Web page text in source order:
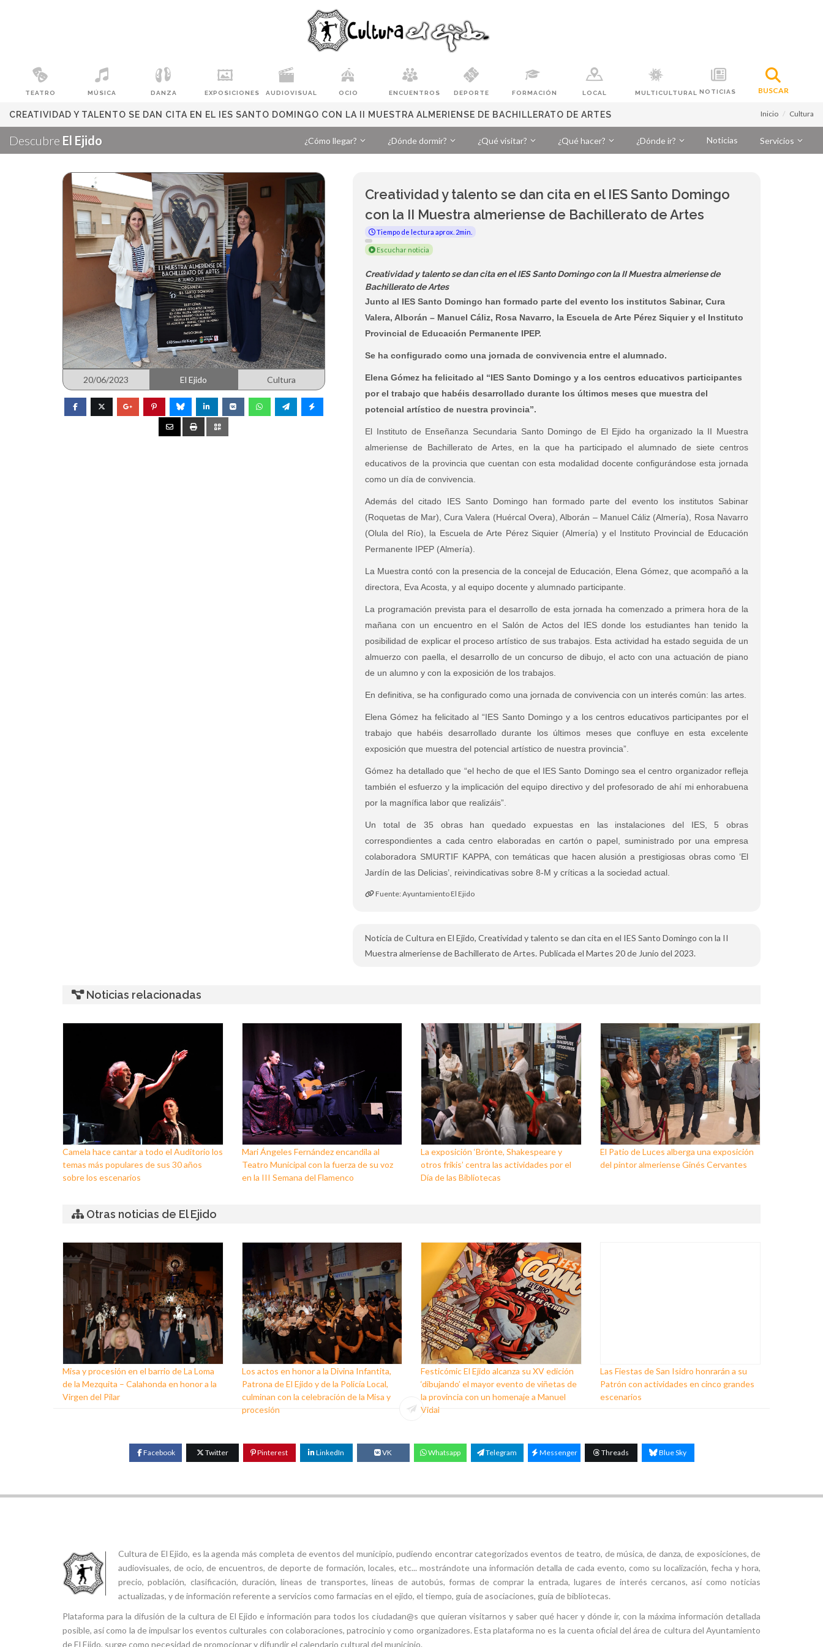
TEATRO MÚSICA DANZA EXPOSICIONES AUDIOVISUAL OCIO ENCUENTROS DEPORTE FORMACIÓN LOCAL MULTICULTURAL NOTICIAS BUSCAR
CREATIVIDAD Y TALENTO SE DAN CITA EN EL IES SANTO DOMINGO CON LA II MUESTRA ALMERIENSE DE BACHILLERATO DE ARTES Inicio Cultura
Descubre El Ejido ¿Cómo llegar? ¿Dónde dormir? ¿Qué visitar? ¿Qué hacer? ¿Dónde ir? Noticias Servicios
20/06/2023 El Ejido Cultura
Creatividad y talento se dan cita en el IES Santo Domingo
con la II Muestra almeriense de Bachillerato de Artes
Tiempo de lectura aprox. 2min.
Escuchar noticia
Creatividad y talento se dan cita en el IES Santo Domingo con la II Muestra almeriense de
Bachillerato de Artes
Junto al IES Santo Domingo han formado parte del evento los institutos Sabinar, Cura
Valera, Alborán – Manuel Cáliz, Rosa Navarro, la Escuela de Arte Pérez Siquier y el Instituto
Provincial de Educación Permanente IPEP.
Se ha configurado como una jornada de convivencia entre el alumnado.
Elena Gómez ha felicitado al “IES Santo Domingo y a los centros educativos participantes
por el trabajo que habéis desarrollado durante los últimos meses que muestra del
potencial artístico de nuestra provincia”.
El Instituto de Enseñanza Secundaria Santo Domingo de El Ejido ha organizado la II Muestra
almeriense de Bachillerato de Artes, en la que ha participado el alumnado de siete centros
educativos de la provincia que cuentan con esta modalidad docente configurándose esta jornada
como un día de convivencia.
Además del citado IES Santo Domingo han formado parte del evento los institutos Sabinar
(Roquetas de Mar), Cura Valera (Huércal Overa), Alborán – Manuel Cáliz (Almería), Rosa Navarro
(Olula del Río), la Escuela de Arte Pérez Siquier (Almería) y el Instituto Provincial de Educación
Permanente IPEP (Almería).
La Muestra contó con la presencia de la concejal de Educación, Elena Gómez, que acompañó a la
directora, Eva Acosta, y al equipo docente y alumnado participante.
La programación prevista para el desarrollo de esta jornada ha comenzado a primera hora de la
mañana con un encuentro en el Salón de Actos del IES donde los estudiantes han tenido la
posibilidad de explicar el proceso artístico de sus trabajos. Esta actividad ha estado seguida de un
almuerzo con paella, el desarrollo de un concurso de dibujo, el acto con una actuación de piano
de un alumno y con la exposición de los trabajos.
En definitiva, se ha configurado como una jornada de convivencia con un interés común: las artes.
Elena Gómez ha felicitado al “IES Santo Domingo y a los centros educativos participantes por el
trabajo que habéis desarrollado durante los últimos meses que confluye en esta excelente
exposición que muestra del potencial artístico de nuestra provincia”.
Gómez ha detallado que “el hecho de que el IES Santo Domingo sea el centro organizador refleja
también el esfuerzo y la implicación del equipo directivo y del profesorado de ahí mi enhorabuena
por la magnífica labor que realizáis”.
Un total de 35 obras han quedado expuestas en las instalaciones del IES, 5 obras
correspondientes a cada centro elaboradas en cartón o papel, suministrado por una empresa
colaboradora SMURTIF KAPPA, con temáticas que hacen alusión a prestigiosas obras como ‘El
Jardín de las Delicias’, reivindicativas sobre 8-M y críticas a la sociedad actual.
Fuente: Ayuntamiento El Ejido
Noticia de Cultura en El Ejido, Creatividad y talento se dan cita en el IES Santo Domingo con la II
Muestra almeriense de Bachillerato de Artes. Publicada el Martes 20 de Junio del 2023.
Noticias relacionadas
Camela hace cantar a todo el Auditorio los
temas más populares de sus 30 años
sobre los escenarios
Mari Ángeles Fernández encandila al
Teatro Municipal con la fuerza de su voz
en la III Semana del Flamenco
La exposición ‘Brönte, Shakespeare y
otros frikis’ centra las actividades por el
Día de las Bibliotecas
El Patio de Luces alberga una exposición
del pintor almeriense Ginés Cervantes
Otras noticias de El Ejido
Misa y procesión en el barrio de La Loma
de la Mezquita – Calahonda en honor a la
Virgen del Pilar
Los actos en honor a la Divina Infantita,
Patrona de El Ejido y de la Policía Local,
culminan con la celebración de la Misa y
procesión
Festicómic El Ejido alcanza su XV edición
‘dibujando’ el mayor evento de viñetas de
la provincia con un homenaje a Manuel
Vidal
Las Fiestas de San Isidro honrarán a su
Patrón con actividades en cinco grandes
escenarios
Facebook Twitter Pinterest LinkedIn VK Whatsapp Telegram Messenger Threads Blue Sky
Cultura de El Ejido, es la agenda más completa de eventos del municipio, pudiendo encontrar categorizados eventos de teatro, de música, de danza, de exposiciones, de
audiovisuales, de ocio, de encuentros, de deporte de formación, locales, etc... mostrándote una información detalla de cada evento, como su localización, fecha y hora,
precio, población, clasificación, duración, líneas de transportes, líneas de autobús, formas de comprar la entrada, lugares de interés cercanos, así como noticias
actualizadas, y de información referente a servicios como farmacias en el ejido, el tiempo, guía de asociaciones, guía de bibliotecas.
Plataforma para la difusión de la cultura de El Ejido e información para todos los ciudadan@s que quieran visitarnos y saber qué hacer y dónde ir, con la máxima información detallada
posible, así como la de impulsar los eventos culturales con colaboraciones, patrocinio y como organizadores. Esta plataforma no es la cuenta oficial del área de cultura del Ayuntamiento
de El Ejido, surge como necesidad de promocionar y difundir el calendario cultural del municipio.